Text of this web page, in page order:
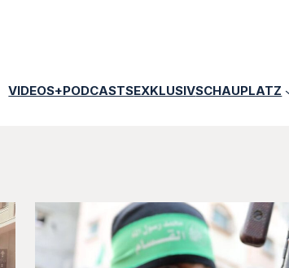
VIDEOS+PODCASTSEXKLUSIVSCHAUPLATZ